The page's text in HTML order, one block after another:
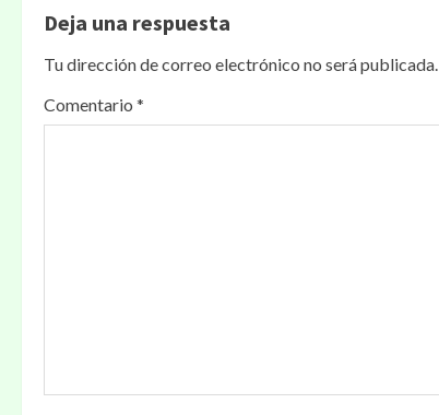
Deja una respuesta
Tu dirección de correo electrónico no será publicada.
Comentario *